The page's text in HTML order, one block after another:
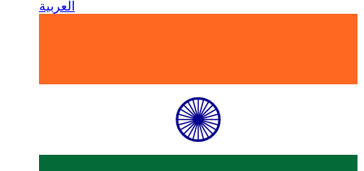
العربية